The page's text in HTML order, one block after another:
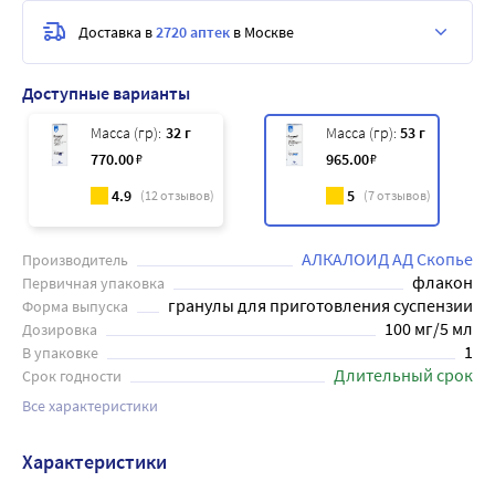
Доступные варианты
Масса (гр): 32 г
770.00₽
4.9 (12отзывов)
Масса (гр): 53 г
965.00₽
5 (7отзывов)
Производитель АЛКАЛОИД АД Скопье
Первичная упаковка флакон
Форма выпуска гранулы для приготовления суспензии
Дозировка 100 мг/5 мл
В упаковке 1
Срок годности Длительный срок
Все характеристики
Доставка в2720 аптек в Москве
Характеристики